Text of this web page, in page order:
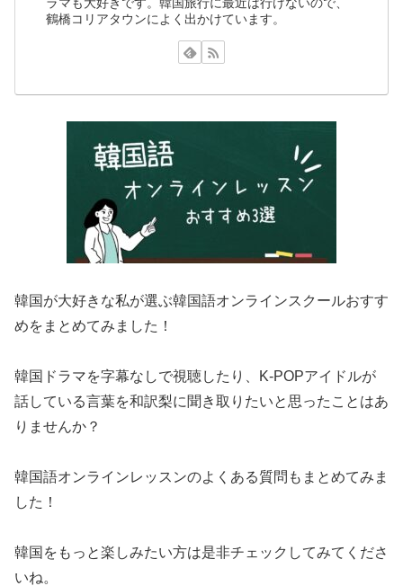
鶴橋コリアタウンによく出かけています。
韓国が大好きな私が選ぶ韓国語オンラインスクールおすす
めをまとめてみました！
韓国ドラマを字幕なしで視聴したり、K-POPアイドルが
話している言葉を和訳梨に聞き取りたいと思ったことはあ
りませんか？
韓国語オンラインレッスンのよくある質問もまとめてみま
した！
韓国をもっと楽しみたい方は是非チェックしてみてくださ
いね。